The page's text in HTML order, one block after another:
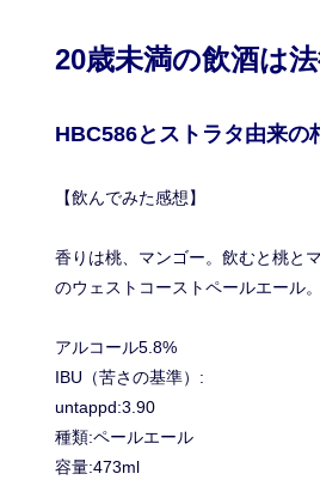
20歳未満の飲酒は
HBC586とストラタ由来の
【飲んでみた感想】
香りは桃、マンゴー。飲むと桃と
のウェストコーストペールエール
アルコール5.8%
IBU（苦さの基準）:
untappd:3.90
種類:ペールエール
容量:473ml